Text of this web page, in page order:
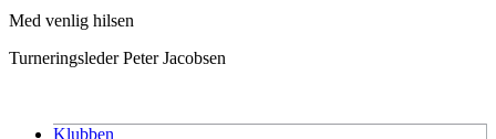
Med venlig hilsen
Turneringsleder Peter Jacobsen
Klubben